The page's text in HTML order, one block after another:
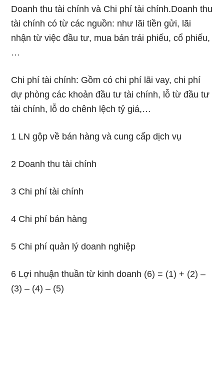
Doanh thu tài chính và Chi phí tài chính.Doanh thu
tài chính có từ các nguồn: như lãi tiền gửi, lãi
nhận từ việc đầu tư, mua bán trái phiếu, cổ phiếu,
…
Chi phí tài chính: Gồm có chi phí lãi vay, chi phí
dự phòng các khoản đầu tư tài chính, lỗ từ đầu tư
tài chính, lỗ do chênh lệch tỷ giá,…
1 LN gộp về bán hàng và cung cấp dịch vụ
2 Doanh thu tài chính
3 Chi phí tài chính
4 Chi phí bán hàng
5 Chi phí quản lý doanh nghiệp
6 Lợi nhuận thuần từ kinh doanh (6) = (1) + (2) –
(3) – (4) – (5)